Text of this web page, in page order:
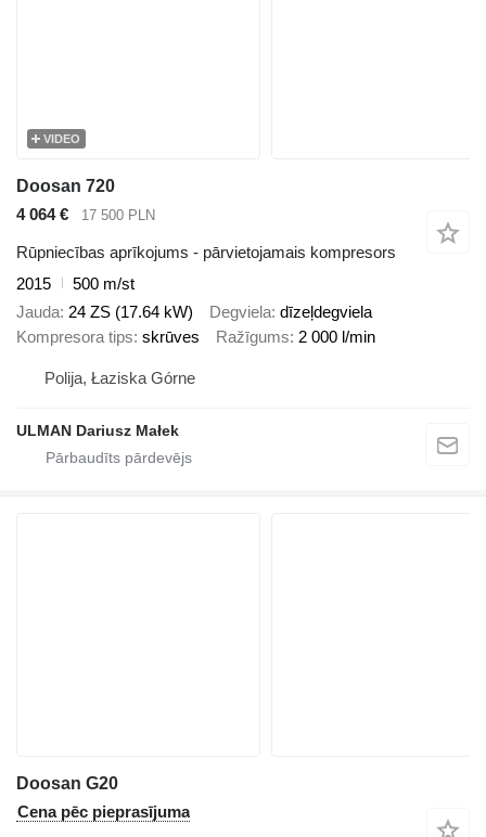
VIDEO
Doosan 720
4 064 €
17 500 PLN
Rūpniecības aprīkojums - pārvietojamais kompresors
2015
500 m/st
Jauda 24 ZS (17.64 kW) Degviela dīzeļdegviela
Kompresora tips skrūves Ražīgums 2 000 l/min
Polija, Łaziska Górne
ULMAN Dariusz Małek
Doosan G20
Cena pēc pieprasījuma